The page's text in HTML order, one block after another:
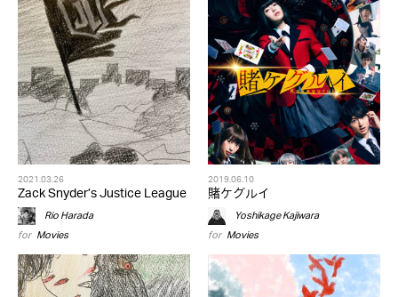
2021.03.26
Zack Snyder’s Justice League
Rio Harada
for Movies
2019.06.10
賭ケグルイ
Yoshikage Kajiwara
for Movies